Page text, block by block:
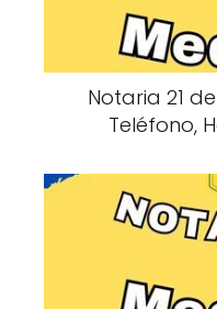
Notaria 21
Teléfono,